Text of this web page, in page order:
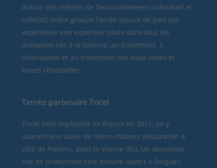
autour des métiers de l’assainissement individuel et
collectif, notre groupe Terréo assure de part son
expérience une expertise totale dans tous les
domaines liés à la collecte, au traitement, à
l’évacuation et au traitement des eaux usées et
boues résiduelles.
Terréo partenaire Tricel
Tricel s’est implantée en France en 2011, en y
ouvrant une usine de micro-stations d’épuration à
côté de Poitiers, dans la Vienne (86). Un deuxième
site de production s’est ensuite ouvert à Sorgues,